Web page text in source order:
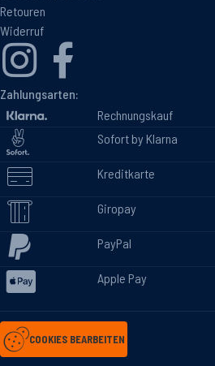
Retouren
Widerruf
Zahlungsarten:
Rechnungskauf
Sofort by Klarna
Kreditkarte
Giropay
PayPal
Apple Pay
COOKIES BEARBEITEN